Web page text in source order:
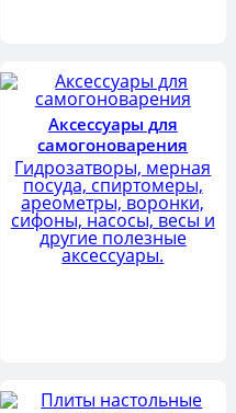
Аксессуары для
самогоноварения
Гидрозатворы, мерная
посуда, спиртомеры,
ареометры, воронки,
сифоны, насосы, весы и
другие полезные
аксессуары.